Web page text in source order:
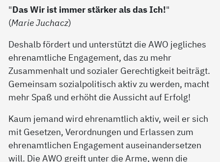
"Das Wir ist immer stärker als das Ich!"
(Marie Juchacz)
Deshalb fördert und unterstützt die AWO jegliches
ehrenamtliche Engagement, das zu mehr
Zusammenhalt und sozialer Gerechtigkeit beiträgt.
Gemeinsam sozialpolitisch aktiv zu werden, macht
mehr Spaß und erhöht die Aussicht auf Erfolg!
Kaum jemand wird ehrenamtlich aktiv, weil er sich
mit Gesetzen, Verordnungen und Erlassen zum
ehrenamtlichen Engagement auseinandersetzen
will. Die AWO greift unter die Arme, wenn die